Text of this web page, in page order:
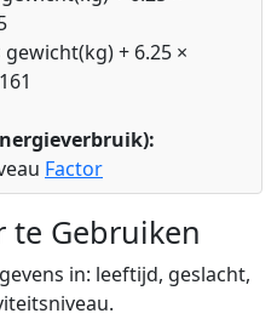
+ 6.25 ×
Factor
te Gebruiken
in: leeftijd, geslacht,